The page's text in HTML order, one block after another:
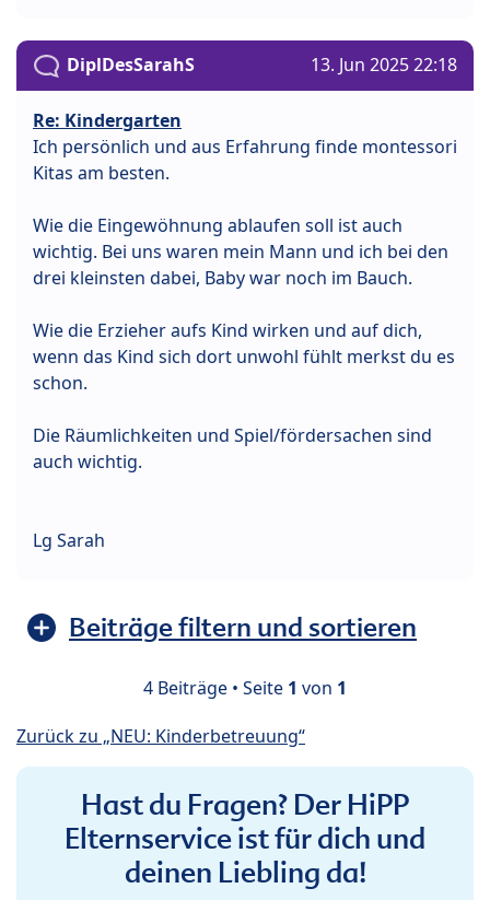
DiplDesSarahS 13. Jun 2025 22:18
Re: Kindergarten
Ich persönlich und aus Erfahrung finde montessori
Kitas am besten.
Wie die Eingewöhnung ablaufen soll ist auch
wichtig. Bei uns waren mein Mann und ich bei den
drei kleinsten dabei, Baby war noch im Bauch.
Wie die Erzieher aufs Kind wirken und auf dich,
wenn das Kind sich dort unwohl fühlt merkst du es
schon.
Die Räumlichkeiten und Spiel/fördersachen sind
auch wichtig.
Lg Sarah
Beiträge filtern und sortieren
4 Beiträge • Seite 1 von 1
Zurück zu „NEU: Kinderbetreuung“
Hast du Fragen? Der HiPP
Elternservice ist für dich und
deinen Liebling da!